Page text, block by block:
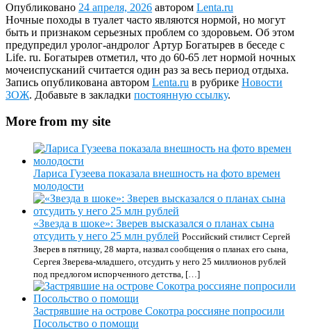
Опубликовано 24 апреля, 2026 автором Lenta.ru
Ночные походы в туалет часто являются нормой, но могут
быть и признаком серьезных проблем со здоровьем. Об этом
предупредил уролог-андролог Артур Богатырев в беседе с
Life. ru. Богатырев отметил, что до 60-65 лет нормой ночных
мочеиспусканий считается один раз за весь период отдыха.
Запись опубликована автором Lenta.ru в рубрике Новости
ЗОЖ. Добавьте в закладки постоянную ссылку.
More from my site
Лариса Гузеева показала внешность на фото времен
молодости
«Звезда в шоке»: Зверев высказался о планах сына
отсудить у него 25 млн рублей Российский стилист Сергей
Зверев в пятницу, 28 марта, назвал сообщения о планах его сына,
Сергея Зверева-младшего, отсудить у него 25 миллионов рублей
под предлогом испорченного детства, […]
Застрявшие на острове Сокотра россияне попросили
Посольство о помощи